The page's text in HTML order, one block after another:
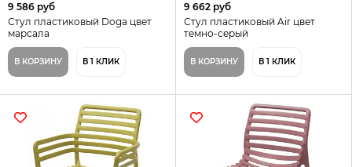
9 586 руб
Стул пластиковый Doga цвет
марсала
В КОРЗИНУ В 1 КЛИК
9 662 руб
Стул пластиковый Air цвет
темно-серый
В КОРЗИНУ В 1 КЛИК